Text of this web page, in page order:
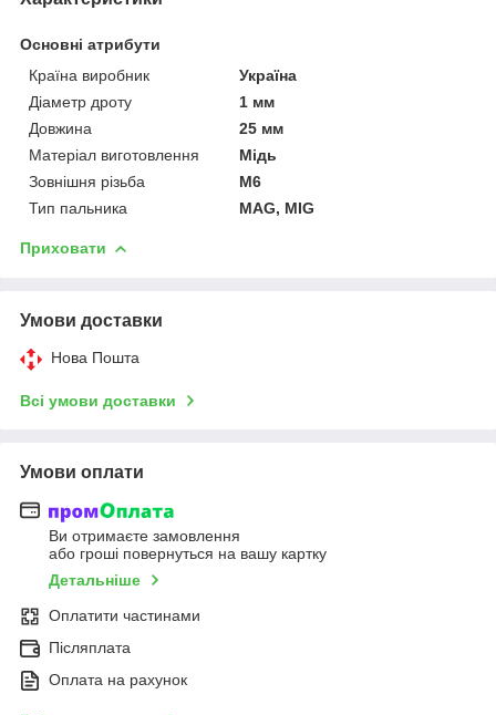
Основні атрибути
Країна виробник
Україна
Діаметр дроту
1 мм
Довжина
25 мм
Матеріал виготовлення
Мідь
Зовнішня різьба
M6
Тип пальника
MAG, MIG
Приховати
Умови доставки
Нова Пошта
Всі умови доставки
Умови оплати
Ви отримаєте замовлення
або гроші повернуться на вашу картку
Детальніше
Оплатити частинами
Післяплата
Оплата на рахунок